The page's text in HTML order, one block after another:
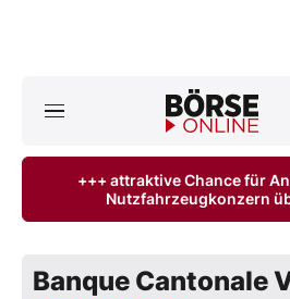
Anlageprodukte
+++ attraktive Chance für
Nutzfahrzeugkonzern